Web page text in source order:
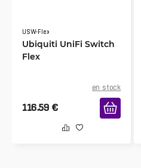
USW-Flex
Ubiquiti UniFi Switch
Flex
en stock
116.59 €